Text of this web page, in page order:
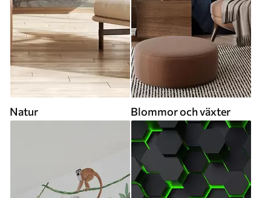
Natur Blommor och växter